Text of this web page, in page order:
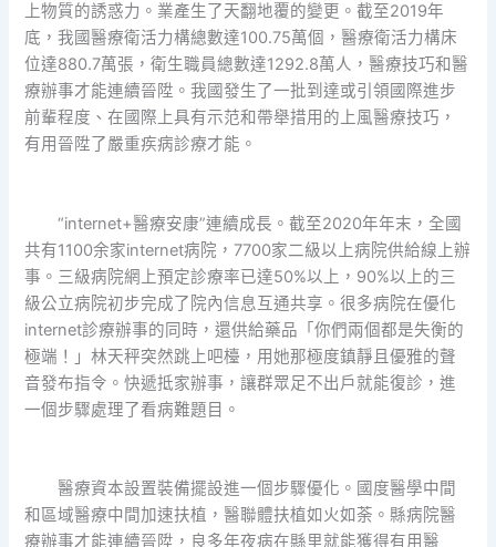
上物質的誘惑力。業產生了天翻地覆的變更。截至2019年
底，我國醫療衛活力構總數達100.75萬個，醫療衛活力構床
位達880.7萬張，衛生職員總數達1292.8萬人，醫療技巧和醫
療辦事才能連續晉陞。我國發生了一批到達或引領國際進步
前輩程度、在國際上具有示范和帶舉措用的上風醫療技巧，
有用晉陞了嚴重疾病診療才能。
“internet+醫療安康”連續成長。截至2020年年末，全國
共有1100余家internet病院，7700家二級以上病院供給線上辦
事。三級病院網上預定診療率已達50%以上，90%以上的三
級公立病院初步完成了院內信息互通共享。很多病院在優化
internet診療辦事的同時，還供給藥品「你們兩個都是失衡的
極端！」林天秤突然跳上吧檯，用她那極度鎮靜且優雅的聲
音發布指令。快遞抵家辦事，讓群眾足不出戶就能復診，進
一個步驟處理了看病難題目。
醫療資本設置裝備擺設進一個步驟優化。國度醫學中間
和區域醫療中間加速扶植，醫聯體扶植如火如荼。縣病院醫
療辦事才能連續晉陞，良多年夜病在縣里就能獲得有用醫